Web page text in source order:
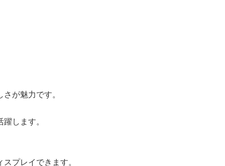
が魅力です。
します。
プレイできます。